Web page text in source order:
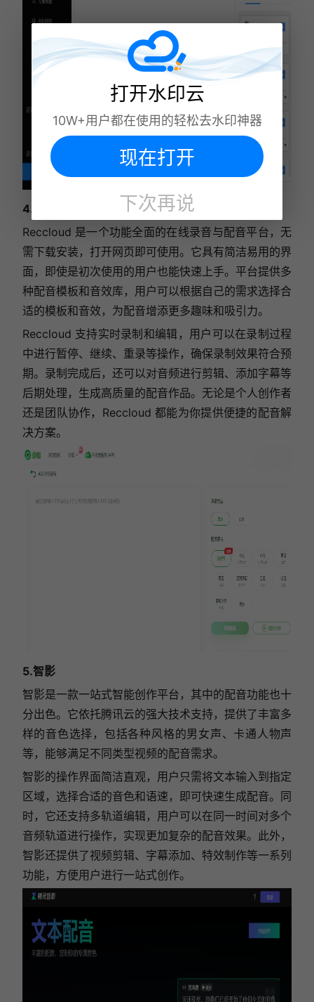
4.Reccloud
Reccloud 是一个功能全面的在线录音与配音平台，无
需下载安装，打开网页即可使用。它具有简洁易用的界
面，即使是初次使用的用户也能快速上手。平台提供多
种配音模板和音效库，用户可以根据自己的需求选择合
适的模板和音效，为配音增添更多趣味和吸引力。
Reccloud 支持实时录制和编辑，用户可以在录制过程
中进行暂停、继续、重录等操作，确保录制效果符合预
期。录制完成后，还可以对音频进行剪辑、添加字幕等
后期处理，生成高质量的配音作品。无论是个人创作者
还是团队协作，Reccloud 都能为你提供便捷的配音解
决方案。
5.智影
智影是一款一站式智能创作平台，其中的配音功能也十
分出色。它依托腾讯云的强大技术支持，提供了丰富多
样的音色选择，包括各种风格的男女声、卡通人物声
等，能够满足不同类型视频的配音需求。
智影的操作界面简洁直观，用户只需将文本输入到指定
区域，选择合适的音色和语速，即可快速生成配音。同
时，它还支持多轨道编辑，用户可以在同一时间对多个
音频轨道进行操作，实现更加复杂的配音效果。此外，
智影还提供了视频剪辑、字幕添加、特效制作等一系列
功能，方便用户进行一站式创作。
打开水印云
10W+用户都在使用的轻松去水印神器
现在打开
下次再说